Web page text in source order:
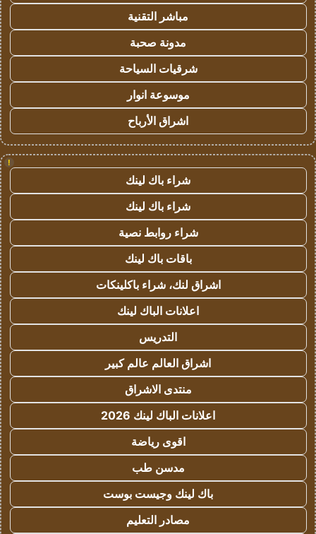
مباشر التقنية
مدونة صحبة
شرقيات السياحة
موسوعة انوار
اشراق الأرباح
!
شراء باك لينك
شراء باك لينك
شراء روابط نصية
باقات باك لينك
اشراق لنك، شراء باكلينكات
اعلانات الباك لينك
التدريس
اشراق العالم عالم كبير
منتدى الاشراق
اعلانات الباك لينك 2026
اقوى رياضة
مدسن طب
باك لينك وجيست بوست
مصادر التعليم